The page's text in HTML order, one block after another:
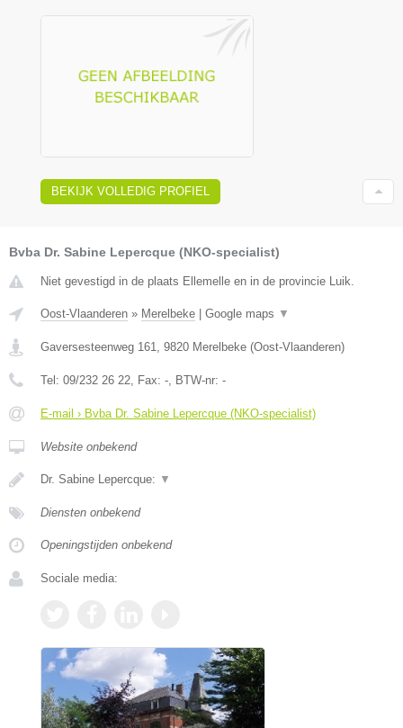
BEKIJK VOLLEDIG PROFIEL
Bvba Dr. Sabine Lepercque (NKO-specialist)
Niet gevestigd in de plaats Ellemelle en in de provincie Luik.
Oost-Vlaanderen » Merelbeke Google maps ▼
Gaversesteenweg 161, 9820 Merelbeke (Oost-Vlaanderen)
Tel: 09/232 26 22, Fax: -, BTW-nr: -
E-mail › Bvba Dr. Sabine Lepercque (NKO-specialist)
Website onbekend
Dr. Sabine Lepercque: ▼
Diensten onbekend
Openingstijden onbekend
Sociale media: